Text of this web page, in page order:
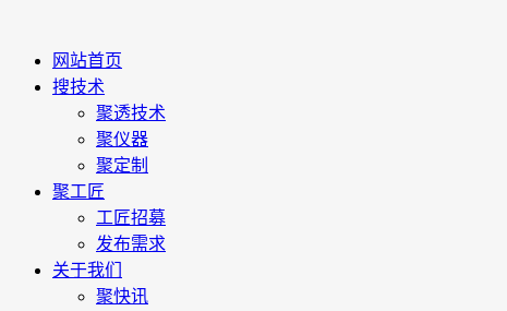
网站首页
搜技术
聚透技术
聚仪器
聚定制
聚工匠
工匠招募
发布需求
关于我们
聚快讯